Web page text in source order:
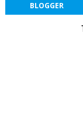
BLOGGER